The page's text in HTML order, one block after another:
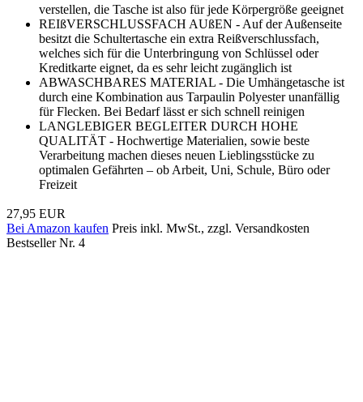
verstellen, die Tasche ist also für jede Körpergröße geeignet
REIßVERSCHLUSSFACH AUßEN - Auf der Außenseite
besitzt die Schultertasche ein extra Reißverschlussfach,
welches sich für die Unterbringung von Schlüssel oder
Kreditkarte eignet, da es sehr leicht zugänglich ist
ABWASCHBARES MATERIAL - Die Umhängetasche ist
durch eine Kombination aus Tarpaulin Polyester unanfällig
für Flecken. Bei Bedarf lässt er sich schnell reinigen
LANGLEBIGER BEGLEITER DURCH HOHE
QUALITÄT - Hochwertige Materialien, sowie beste
Verarbeitung machen dieses neuen Lieblingsstücke zu
optimalen Gefährten – ob Arbeit, Uni, Schule, Büro oder
Freizeit
27,95 EUR
Bei Amazon kaufen Preis inkl. MwSt., zzgl. Versandkosten
Bestseller Nr. 4